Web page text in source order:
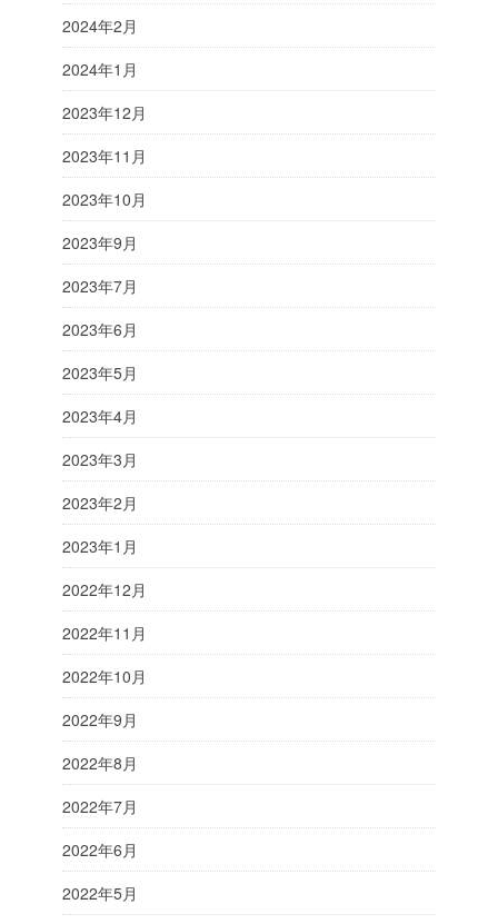
2024年2月
2024年1月
2023年12月
2023年11月
2023年10月
2023年9月
2023年7月
2023年6月
2023年5月
2023年4月
2023年3月
2023年2月
2023年1月
2022年12月
2022年11月
2022年10月
2022年9月
2022年8月
2022年7月
2022年6月
2022年5月